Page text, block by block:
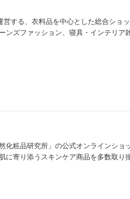
する、衣料品を中心とした総合ショッ
ンズファッション、寝具・インテリア
化粧品研究所」の公式オンラインショ
寄り添うスキンケア商品を多数取り